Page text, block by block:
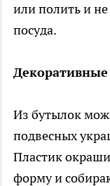
или полить и
посуда.
Из бутылок
подвесных
Пластик
форму и